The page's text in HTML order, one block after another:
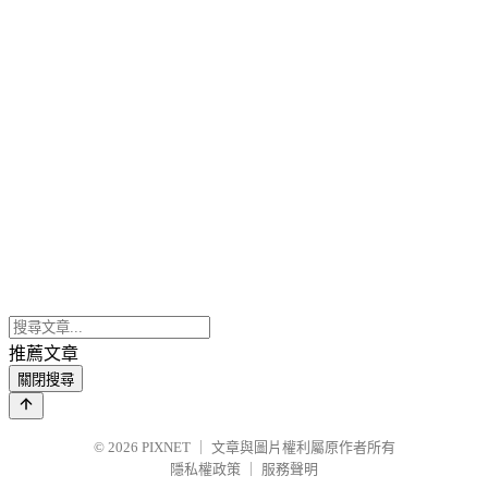
推薦文章
關閉搜尋
© 2026 PIXNET
文章與圖片權利屬原作者所有
隱私權政策
服務聲明